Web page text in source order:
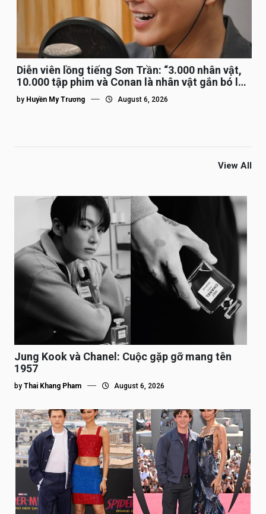
Diễn viên lồng tiếng Sơn Trần: “3.000 nhân vật,
10.000 tập phim và Conan là nhân vật gắn bó lâu
nhất”
by Huyền My Trương August 6, 2026
View All
Jung Kook và Chanel: Cuộc gặp gỡ mang tên
1957
by Thai Khang Pham August 6, 2026